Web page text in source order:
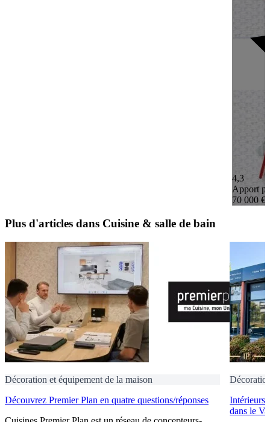
4,3
Apport
70 000 €
Plus d'articles dans Cuisine & salle de bain
Décoration et équipement de la maison
Découvrez Premier Plan en quatre questions/réponses
Intérieurs
dans le